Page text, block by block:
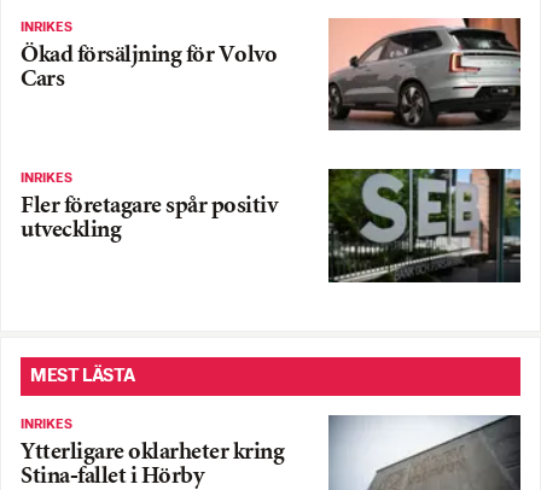
INRIKES
Ökad försäljning för Volvo
Cars
INRIKES
Fler företagare spår positiv
utveckling
MEST LÄSTA
INRIKES
Ytterligare oklarheter kring
Stina-fallet i Hörby